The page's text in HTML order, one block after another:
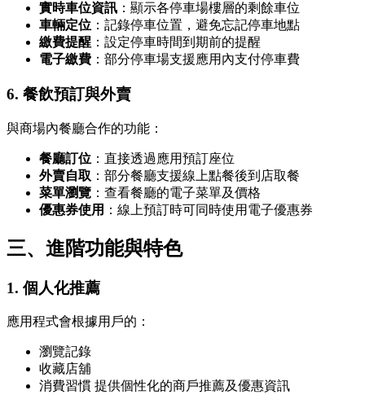
實時車位資訊 ：顯示各停車場樓層的剩餘車位
車輛定位 ：記錄停車位置，避免忘記停車地點
繳費提醒 ：設定停車時間到期前的提醒
電子繳費 ：部分停車場支援應用內支付停車費
6. 餐飲預訂與外賣
與商場內餐廳合作的功能：
餐廳訂位 ：直接透過應用預訂座位
外賣自取 ：部分餐廳支援線上點餐後到店取餐
菜單瀏覽 ：查看餐廳的電子菜單及價格
優惠券使用 ：線上預訂時可同時使用電子優惠券
三、進階功能與特色
1. 個人化推薦
應用程式會根據用戶的：
瀏覽記錄
收藏店舖
消費習慣 提供個性化的商戶推薦及優惠資訊